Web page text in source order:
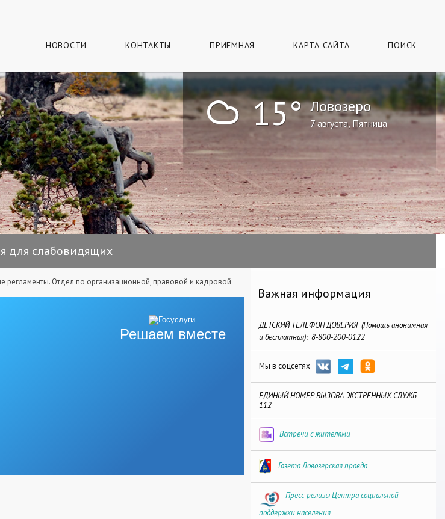
НОВОСТИ КОНТАКТЫ ПРИЕМНАЯ КАРТА САЙТА ПОИСК
! 15° Ловозеро
7 августа, Пятница
для слабовидящих
регламенты. Отдел по организационной, правовой и кадровой
Решаем вместе
Важная информация
ДЕТСКИЙ ТЕЛЕФОН ДОВЕРИЯ (Помощь анонимная
и бесплатная): 8-800-200-0122
Мы в соцсетях
ЕДИНЫЙ НОМЕР ВЫЗОВА ЭКСТРЕННЫХ СЛУЖБ -
112
Встречи с жителями
Газета Ловозерская правда
Пресс-релизы Центра социальной
поддержки населения